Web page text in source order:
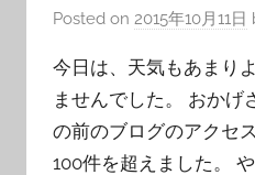
Posted on 2015年10月11日
今日は、天気もあまり
ませんでした。 おかげ
の前のブログのアクセ
100件を超えました。